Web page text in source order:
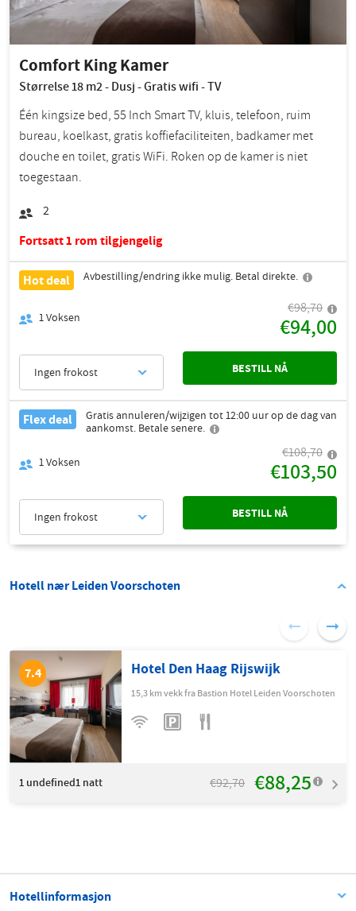
Comfort King Kamer
Størrelse 18 m2 - Dusj - Gratis wifi - TV
Één kingsize bed, 55 Inch Smart TV, kluis, telefoon, ruim
bureau, koelkast, gratis koffiefaciliteiten, badkamer met
douche en toilet, gratis WiFi. Roken op de kamer is niet
toegestaan.
2
Fortsatt 1 rom tilgjengelig
Hot deal Avbestilling/endring ikke mulig. Betal direkte.
1Voksen
€98,70
€94,00
Ingen frokost BESTILL NÅ
Flex deal
Gratis annuleren/wijzigen tot 12:00 uur op de dag van
aankomst. Betale senere.
1Voksen
€108,70
€103,50
Ingen frokost BESTILL NÅ
Hotell nær Leiden Voorschoten
7.4 Hotel Den Haag Rijswijk
15,3 km vekk fra Bastion Hotel Leiden Voorschoten
1 undefined1 natt €92,70 €88,25
Hotellinformasjon